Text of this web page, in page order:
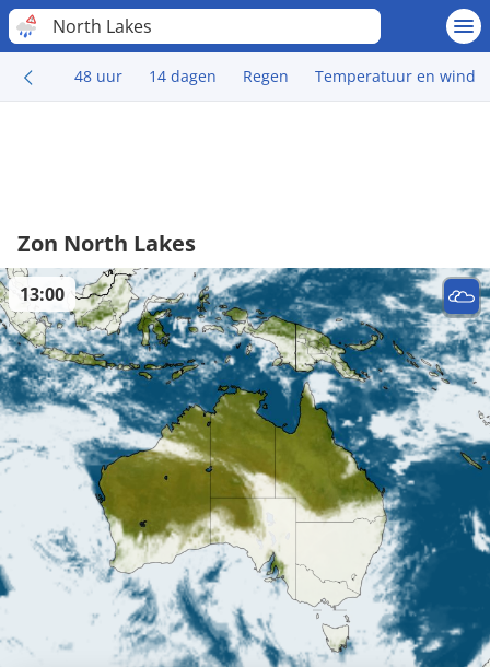
North Lakes
48 uur 14 dagen Regen Temperatuur en wind
Zon North Lakes
13:00